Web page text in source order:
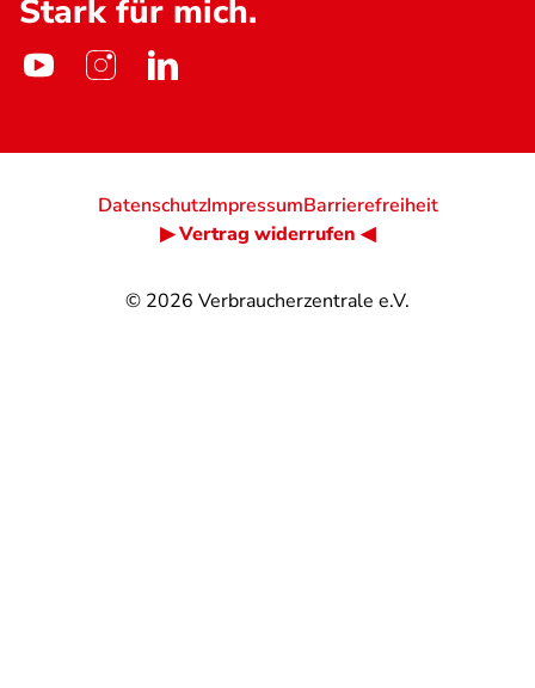
Stark für mich.
© 2026 Verbraucherzentrale e.V.
DatenschutzImpressumBarrierefreiheit
▶ Vertrag widerrufen ◀